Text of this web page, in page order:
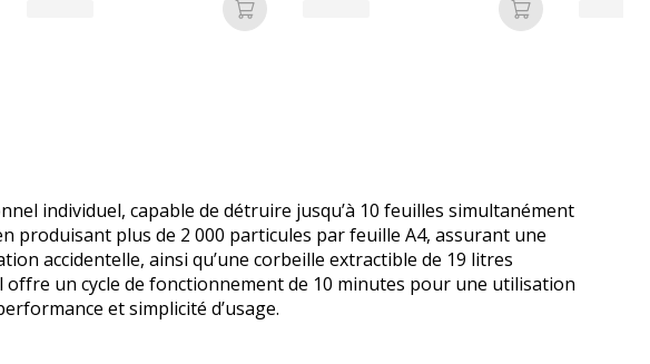
au panier Ajouter au panier Ajouter au
individuel, capable de détruire jusqu’à 10 feuilles simultanément
produisant plus de 2 000 particules par feuille A4, assurant une
accidentelle, ainsi qu’une corbeille extractible de 19 litres
offre un cycle de fonctionnement de 10 minutes pour une utilisation
et simplicité d’usage.